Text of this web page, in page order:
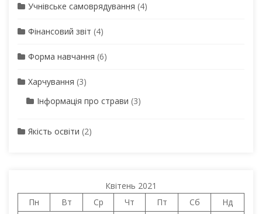
Учнівське самоврядування (4)
Фінансовий звіт (4)
Форма навчання (6)
Харчування (3)
Інформація про страви (3)
Якість освіти (2)
Квітень 2021
Пн
Вт Ср Чт Пт Сб
Нд